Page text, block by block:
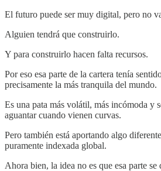
El futuro puede ser muy digital, pero no
Alguien tendrá que construirlo.
Y para construirlo hacen falta recursos.
Por eso esa parte de la cartera tenía
precisamente la más tranquila del mundo.
Es una pata más volátil, más incómoda y
aguantar cuando vienen curvas.
Pero también está aportando algo
puramente indexada global.
Ahora bien, la idea no es que esa parte se